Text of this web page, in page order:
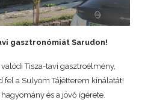
gasztronómiát Sarudon!
Tisza-tavi gasztroélmény,
fel a Sulyom Tájétterem kínálatát!
és a jövő ígérete.